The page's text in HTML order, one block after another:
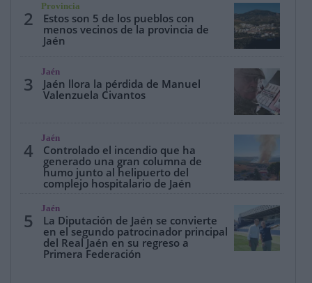
2
Provincia
Estos son 5 de los pueblos con
menos vecinos de la provincia de
Jaén
3
Jaén
Jaén llora la pérdida de Manuel
Valenzuela Civantos
4
Jaén
Controlado el incendio que ha
generado una gran columna de
humo junto al helipuerto del
complejo hospitalario de Jaén
5
Jaén
La Diputación de Jaén se convierte
en el segundo patrocinador principal
del Real Jaén en su regreso a
Primera Federación